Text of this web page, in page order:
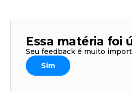
Essa matéria foi
Seu feedback é muito
Sim